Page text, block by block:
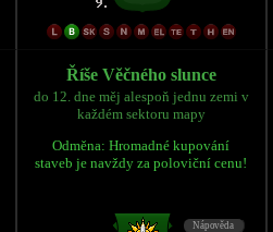
Říše Věčného slunce
do 12. dne měj alespoň jednu zemi v
každém sektoru mapy
Odměna: Hromadné kupování
staveb je navždy za poloviční cenu!